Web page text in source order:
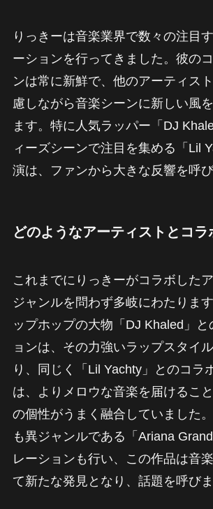
りっきーは音楽業界で数々の注目
ーションを行ってきました。彼の
ンは常に新鮮で、他のアーティス
慮しながら音楽シーンに新しい風
ます。特に人気ラッパー「DJ
ィーズシーンで注目を集める「Lil
演は、ファンから大きな反響を呼び
どのようなアーティストとコラ
これまでにりっきーがコラボした
ジャンルを問わず多岐にわたりま
ップホップの大物「DJ Khaled」
ョンは、その力強いラップスタイ
り、同じく「Lil Yachty」とのコラ
は、よりメロウな音楽を届けるこ
の個性がうまく融合していました
も異ジャンルである「Ariana
レーションも行い、この作品は音
て新たな発見となり、話題を呼びま